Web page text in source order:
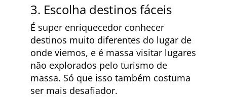
3. Escolha destinos fáceis
É super enriquecedor conhecer
destinos muito diferentes do lugar de
onde viemos, e é massa visitar lugares
não explorados pelo turismo de
massa. Só que isso também costuma
ser mais desafiador.